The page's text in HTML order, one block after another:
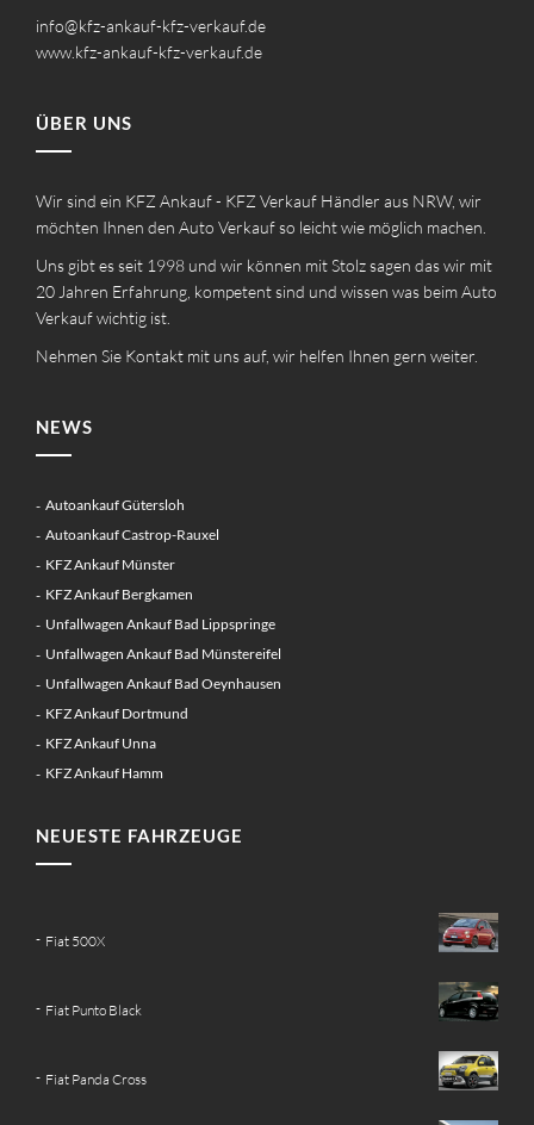
info@kfz-ankauf-kfz-verkauf.de
www.kfz-ankauf-kfz-verkauf.de
ÜBER UNS
Wir sind ein KFZ Ankauf - KFZ Verkauf Händler aus NRW, wir
möchten Ihnen den Auto Verkauf so leicht wie möglich machen.
Uns gibt es seit 1998 und wir können mit Stolz sagen das wir mit
20 Jahren Erfahrung, kompetent sind und wissen was beim Auto
Verkauf wichtig ist.
Nehmen Sie Kontakt mit uns auf, wir helfen Ihnen gern weiter.
NEWS
Autoankauf Gütersloh
Autoankauf Castrop-Rauxel
KFZ Ankauf Münster
KFZ Ankauf Bergkamen
Unfallwagen Ankauf Bad Lippspringe
Unfallwagen Ankauf Bad Münstereifel
Unfallwagen Ankauf Bad Oeynhausen
KFZ Ankauf Dortmund
KFZ Ankauf Unna
KFZ Ankauf Hamm
NEUESTE FAHRZEUGE
Fiat 500X
Fiat Punto Black
Fiat Panda Cross